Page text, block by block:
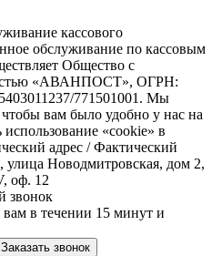
кассового
обслуживание по кассовым
Общество с
«АВАНПОСТ», ОГРН:
771501001. Мы
вам было удобно у нас на
«cookie» в
адрес / Фактический
улица Новодмитровская, дом 2,
оф. 12
звонок
в течении 15 минут и
Заказать звонок